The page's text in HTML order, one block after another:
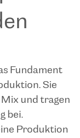
Fundament
Sie
und tragen
bei.
Produktion